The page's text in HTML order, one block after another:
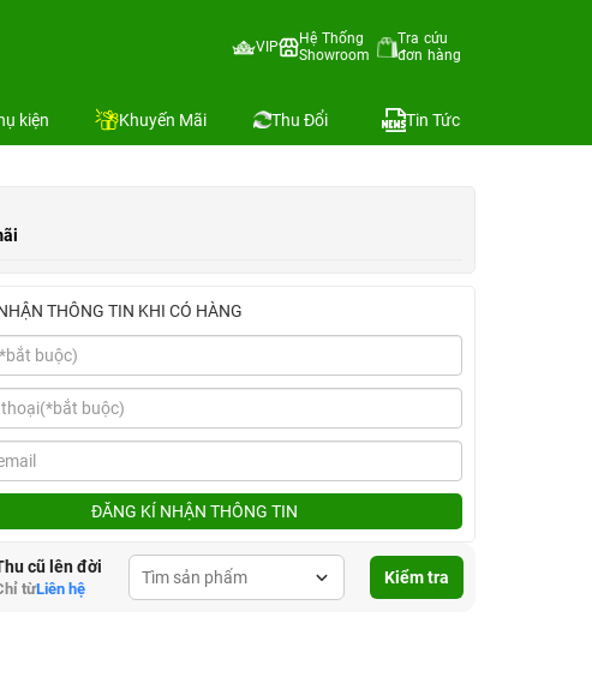
VIP
Hệ Thống
Showroom
Tra cứu
đơn hàng
kiện Khuyến Mãi Thu Đổi Tin Tức
THÔNG TIN KHI CÓ HÀNG
ĐĂNG KÍ NHẬN THÔNG TIN
cũ lên đời
từLiên hệ
Kiểm tra